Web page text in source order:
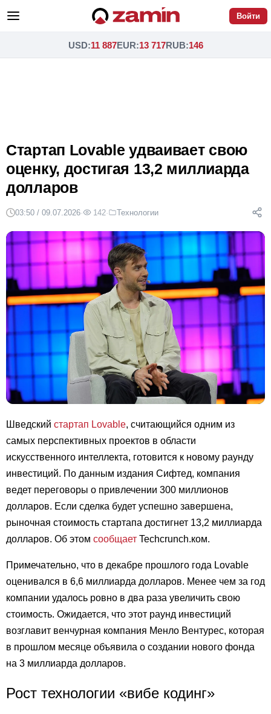
Войти
USD:11 887EUR:13 717RUB:146
Стартап Lovable удваивает свою
оценку, достигая 13,2 миллиарда
долларов
03:50 / 09.07.2026· 142· Технологии
Шведский стартап Lovable, считающийся одним из
самых перспективных проектов в области
искусственного интеллекта, готовится к новому раунду
инвестиций. По данным издания Сифтед, компания
ведет переговоры о привлечении 300 миллионов
долларов. Если сделка будет успешно завершена,
рыночная стоимость стартапа достигнет 13,2 миллиарда
долларов. Об этом сообщает Techcrunch.ком.
Примечательно, что в декабре прошлого года Lovable
оценивался в 6,6 миллиарда долларов. Менее чем за год
компании удалось ровно в два раза увеличить свою
стоимость. Ожидается, что этот раунд инвестиций
возглавит венчурная компания Менло Вентурес, которая
в прошлом месяце объявила о создании нового фонда
на 3 миллиарда долларов.
Рост технологии «вибе кодинг»